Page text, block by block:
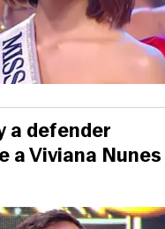
a defender
a Viviana Nunes